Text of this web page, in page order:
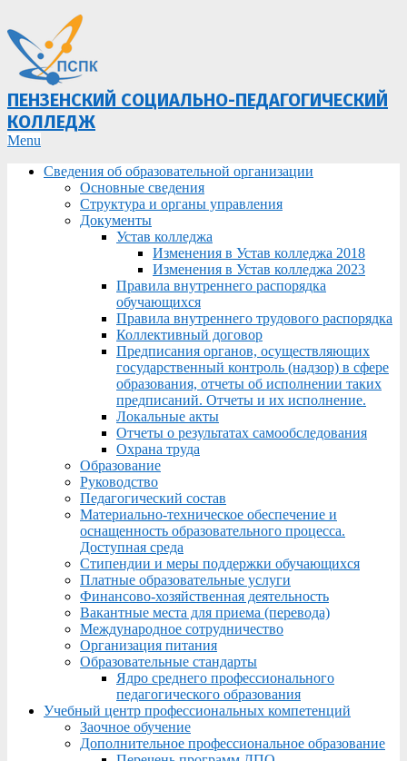
ПЕНЗЕНСКИЙ СОЦИАЛЬНО-ПЕДАГОГИЧЕСКИЙ
КОЛЛЕДЖ
Primary
Menu
Menu
Сведения об образовательной организации
Основные сведения
Структура и органы управления
Документы
Устав колледжа
Изменения в Устав колледжа 2018
Изменения в Устав колледжа 2023
Правила внутреннего распорядка
обучающихся
Правила внутреннего трудового распорядка
Коллективный договор
Предписания органов, осуществляющих
государственный контроль (надзор) в сфере
образования, отчеты об исполнении таких
предписаний. Отчеты и их исполнение.
Локальные акты
Отчеты о результатах самообследования
Охрана труда
Образование
Руководство
Педагогический состав
Материально-техническое обеспечение и
оснащенность образовательного процесса.
Доступная среда
Стипендии и меры поддержки обучающихся
Платные образовательные услуги
Финансово-хозяйственная деятельность
Вакантные места для приема (перевода)
Международное сотрудничество
Организация питания
Образовательные стандарты
Ядро среднего профессионального
педагогического образования
Учебный центр профессиональных компетенций
Заочное обучение
Дополнительное профессиональное образование